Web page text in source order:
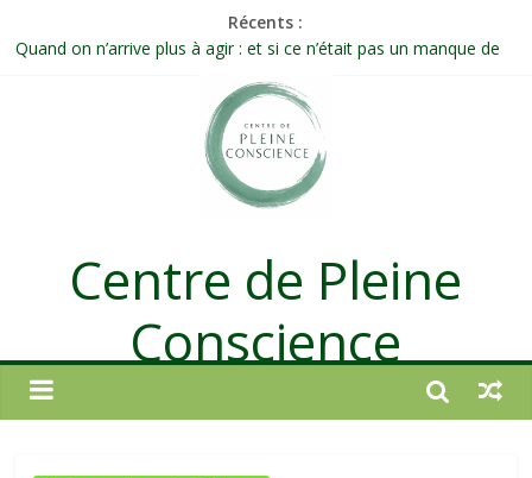
Récents :
Quand on n’arrive plus à agir : et si ce n’était pas un manque de
Une attention consciente d’elle-même, non dirigée par le mental
Méditer un peu chaque jour : un rituel profond et transformateur
Prolonger la vie ou découvrir ce qui ne vieillit pas ?
Célébrer la Vie jusque dans les petites actions
Centre de Pleine
Conscience